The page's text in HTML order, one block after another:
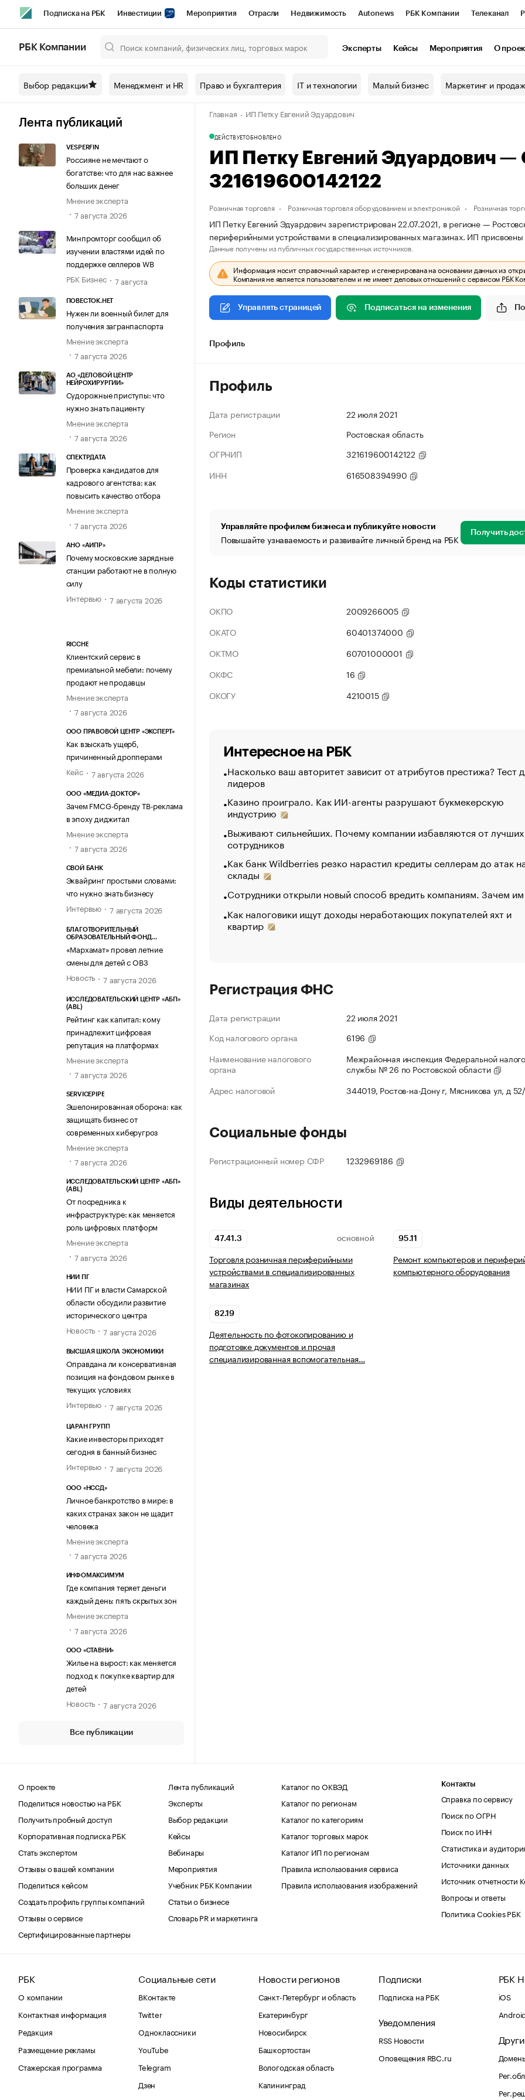
Подписка на РБК Инвестиции Мероприятия Отрасли Недвижимость Autonews РБК Компании Телеканал
Спецпроекты СПб Конференции СПб Спецпроекты Проверка контрагентов
Технологии и медиа Рынок наличной валюты
РБК Компании Эксперты Кейсы Мероприятия О
Выбор редакции Менеджмент и HR Право и бухгалтерия IT и технологии Малый бизнес Маркетинг и
Лента публикаций
VESPERFIN
Россияне не мечтают о
богатстве: что для нас важнее
больших денег
Мнение эксперта
7 августа 2026
Минпромторг сообщил об
изучении властями идей по
поддержке селлеров WB
РБК Бизнес
7 августа
ПОВЕСТОК.НЕТ
Нужен ли военный билет для
получения загранпаспорта
Мнение эксперта
7 августа 2026
АО «ДЕЛОВОЙ ЦЕНТР
НЕЙРОХИРУРГИИ»
Судорожные приступы: что
нужно знать пациенту
Мнение эксперта
7 августа 2026
СПЕКТРДАТА
Проверка кандидатов для
кадрового агентства: как
повысить качество отбора
Мнение эксперта
7 августа 2026
АНО «АИПР»
Почему московские зарядные
станции работают не в полную
силу
Интервью
7 августа 2026
RICCHE
Клиентский сервис в
премиальной мебели: почему
продают не продавцы
Мнение эксперта
7 августа 2026
ООО ПРАВОВОЙ ЦЕНТР «ЭКСПЕРТ»
Как взыскать ущерб,
причиненный дропперами
Кейс
7 августа 2026
ООО «МЕДИА-ДОКТОР»
Зачем FMCG-бренду ТВ-реклама
в эпоху диджитал
Мнение эксперта
7 августа 2026
СВОЙ БАНК
Эквайринг простыми словами:
что нужно знать бизнесу
Интервью
7 августа 2026
БЛАГОТВОРИТЕЛЬНЫЙ
ОБРАЗОВАТЕЛЬНЫЙ ФОНД
«Мархамат» провел летние
смены для детей с ОВЗ
Новость
7 августа 2026
ИССЛЕДОВАТЕЛЬСКИЙ ЦЕНТР «АБП»
(ABL)
Рейтинг как капитал: кому
принадлежит цифровая
репутация на платформах
Мнение эксперта
7 августа 2026
SERVICEPIPE
Эшелонированная оборона: как
защищать бизнес от
современных киберугроз
Мнение эксперта
7 августа 2026
ИССЛЕДОВАТЕЛЬСКИЙ ЦЕНТР «АБП»
(ABL)
От посредника к
инфраструктуре: как меняется
роль цифровых платформ
Мнение эксперта
7 августа 2026
НИИ ПГ
НИИ ПГ и власти Самарской
области обсудили развитие
исторического центра
Новость
7 августа 2026
ВЫСШАЯ ШКОЛА ЭКОНОМИКИ
Оправдана ли консервативная
позиция на фондовом рынке в
текущих условиях
Интервью
7 августа 2026
ЦАРАН ГРУПП
Какие инвесторы приходят
сегодня в банный бизнес
Интервью
7 августа 2026
ООО «НССД»
Личное банкротство в мире: в
каких странах закон не щадит
человека
Мнение эксперта
7 августа 2026
ИНФОМАКСИМУМ
Где компания теряет деньги
каждый день: пять скрытых зон
Мнение эксперта
7 августа 2026
ООО «СТАВНИ»
Жилье на вырост: как меняется
подход к покупке квартир для
детей
Новость
7 августа 2026
Все публикации
Главная ИП Петку Евгений Эдуардович
ДЕЙСТВУЕТОБНОВЛЕНО
ИП Петку Евгений Эдуардович
321619600142122
Розничная торговля Розничная торговля оборудованием и электроникой Розничная
ИП Петку Евгений Эдуардович зарегистрирован 22.07.2021, в регионе —
периферийными устройствами в специализированных магазинах. ИП
Данные получены из публичных государственных источников.
Информация носит справочный характер и сгенерирована на основании данных из
Компания не является пользователем и не имеет деловых отношений с сервисом РБК
Управлять страницей Подписаться на изменения
Профиль
Профиль
Дата регистрации
22 июля 2021
Регион
Ростовская область
ОГРНИП
321619600142122
ИНН
616508394990
Управляйте профилем бизнеса и публикуйте новости
Повышайте узнаваемость и развивайте личный бренд на РБК Получить
Коды статистики
ОКПО
2009266005
ОКАТО
60401374000
ОКТМО
60701000001
ОКФС
16
ОКОГУ
4210015
Интересное на РБК
Насколько ваш авторитет зависит от атрибутов престижа? Тест
лидеров
Казино проиграло. Как ИИ-агенты разрушают букмекерскую
индустрию
Выживают сильнейших. Почему компании избавляются от лучших
сотрудников
Как банк Wildberries резко нарастил кредиты селлерам до атак
склады
Сотрудники открыли новый способ вредить компаниям. Зачем
Как налоговики ищут доходы неработающих покупателей яхт и
квартир
Регистрация ФНС
Дата регистрации
22 июля 2021
Код налогового органа
6196
Наименование налогового
органа
Межрайонная инспекция Федеральной
службы № 26 по Ростовской области
Адрес налоговой
344019, Ростов-на-Дону г, Мясникова ул, д
Социальные фонды
Регистрационный номер СФР 1232969186
Виды деятельности
47.41.3 ОСНОВНОЙ
Торговля розничная периферийными
устройствами в специализированных
магазинах
95.11
Ремонт компьютеров и
компьютерного оборудования
82.19
Деятельность по фотокопированию и
подготовке документов и прочая
специализированная вспомогательная…
О проекте
Поделиться новостью на РБК
Получить пробный доступ
Корпоративная подписка РБК
Стать экспертом
Отзывы о вашей компании
Поделиться кейсом
Создать профиль группы компаний
Отзывы о сервисе
Сертифицированные партнеры
Лента публикаций
Эксперты
Выбор редакции
Кейсы
Вебинары
Мероприятия
Учебник РБК Компании
Статьи о бизнесе
Словарь PR и маркетинга
Каталог по ОКВЭД
Каталог по регионам
Каталог по категориям
Каталог торговых марок
Каталог ИП по регионам
Правила использования сервиса
Правила использования изображений
Контакты
Справка по сервису
Поиск по ОГРН
Поиск по ИНН
Статистика и
Источники данных
Источник отчетности
Вопросы и ответы
Политика Cookies РБК
РБК
О компании
Контактная информация
Редакция
Размещение рекламы
Стажерская программа
Социальные сети
ВКонтакте
Twitter
Одноклассники
YouTube
Telegram
Дзен
Новости регионов
Санкт-Петербург и область
Екатеринбург
Новосибирск
Башкортостан
Вологодская область
Калининград
Подписки
Подписка на РБК
Уведомления
RSS Новости
Оповещения RBC.ru
РБК
iOS